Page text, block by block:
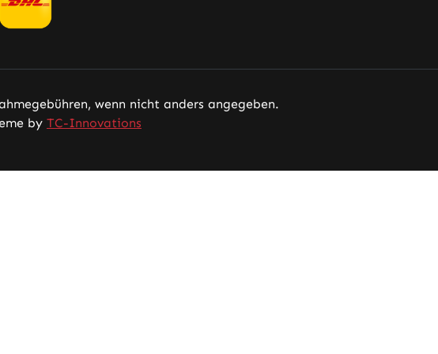
wenn nicht anders angegeben.
by TC-Innovations